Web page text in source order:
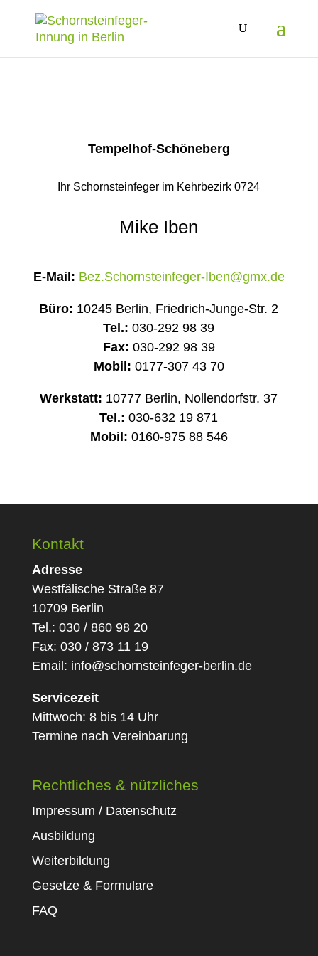
Tempelhof-Schöneberg
Ihr Schornsteinfeger im Kehrbezirk 0724
Mike Iben
E-Mail: Bez.Schornsteinfeger-Iben@gmx.de
Büro: 10245 Berlin, Friedrich-Junge-Str. 2
Tel.: 030-292 98 39
Fax: 030-292 98 39
Mobil: 0177-307 43 70
Werkstatt: 10777 Berlin, Nollendorfstr. 37
Tel.: 030-632 19 871
Mobil: 0160-975 88 546
Kontakt
Adresse
Westfälische Straße 87
10709 Berlin
Tel.: 030 / 860 98 20
Fax: 030 / 873 11 19
Email: info@schornsteinfeger-berlin.de
Servicezeit
Mittwoch: 8 bis 14 Uhr
Termine nach Vereinbarung
Rechtliches & nützliches
Impressum / Datenschutz
Ausbildung
Weiterbildung
Gesetze & Formulare
FAQ